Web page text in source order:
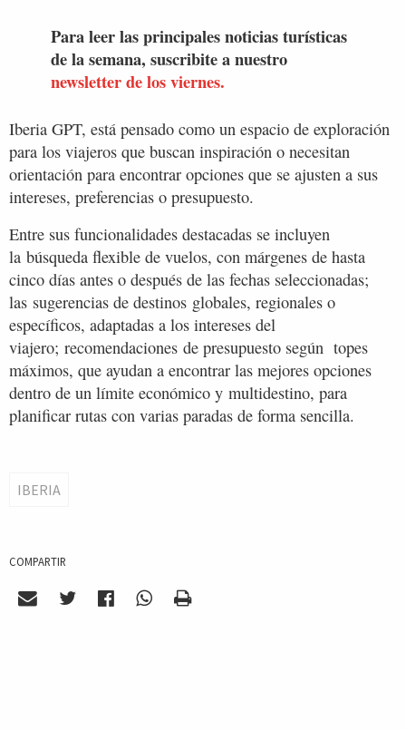
Para leer las principales noticias turísticas
de la semana, suscribite a nuestro
newsletter de los viernes.
Iberia GPT, está pensado como un espacio de exploración
para los viajeros que buscan inspiración o necesitan
orientación para encontrar opciones que se ajusten a sus
intereses, preferencias o presupuesto.
Entre sus funcionalidades destacadas se incluyen
la búsqueda flexible de vuelos, con márgenes de hasta
cinco días antes o después de las fechas seleccionadas;
las sugerencias de destinos globales, regionales o
específicos, adaptadas a los intereses del
viajero; recomendaciones de presupuesto según topes
máximos, que ayudan a encontrar las mejores opciones
dentro de un límite económico y multidestino, para
planificar rutas con varias paradas de forma sencilla.
IBERIA
COMPARTIR